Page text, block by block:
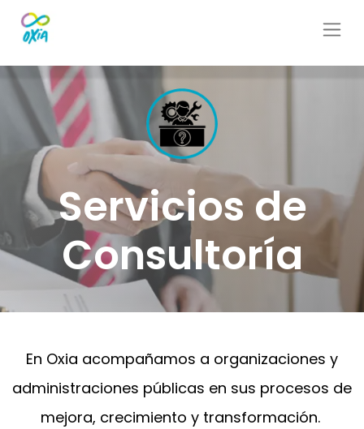
Servicios de
Consultoría
En Oxia acompañamos a organizaciones y
administraciones públicas en sus procesos de
mejora, crecimiento y transformación.